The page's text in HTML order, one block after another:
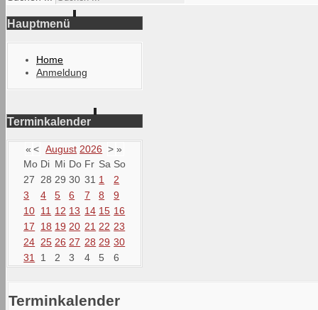
Hauptmenü
Home
Anmeldung
Terminkalender
« < August 2026 > »
Mo Di Mi Do Fr Sa So
27
28 29 30 31 1
2
3
4 5 6 7 8
9
10 11 12 13 14 15 16
17
18 19 20 21 22 23
24 25 26 27 28 29 30
31
1 2 3 4 5 6
Terminkalender